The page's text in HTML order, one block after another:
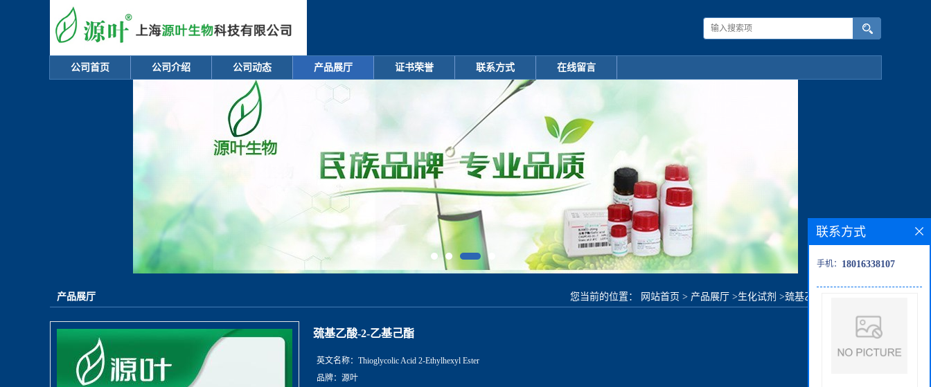
公司首页 公司介绍 公司动态 产品展厅 证书荣誉 联系方式 在线留言
产品展厅 您当前的位置： 网站首页 > 产品展厅 >生化试剂 >巯基乙酸-2-乙基己酯
巯基乙酸-2-乙基己酯
英文名称： Thioglycolic Acid 2-Ethylhexyl Ester
品牌： 源叶
联系方式
手机： 18016338107